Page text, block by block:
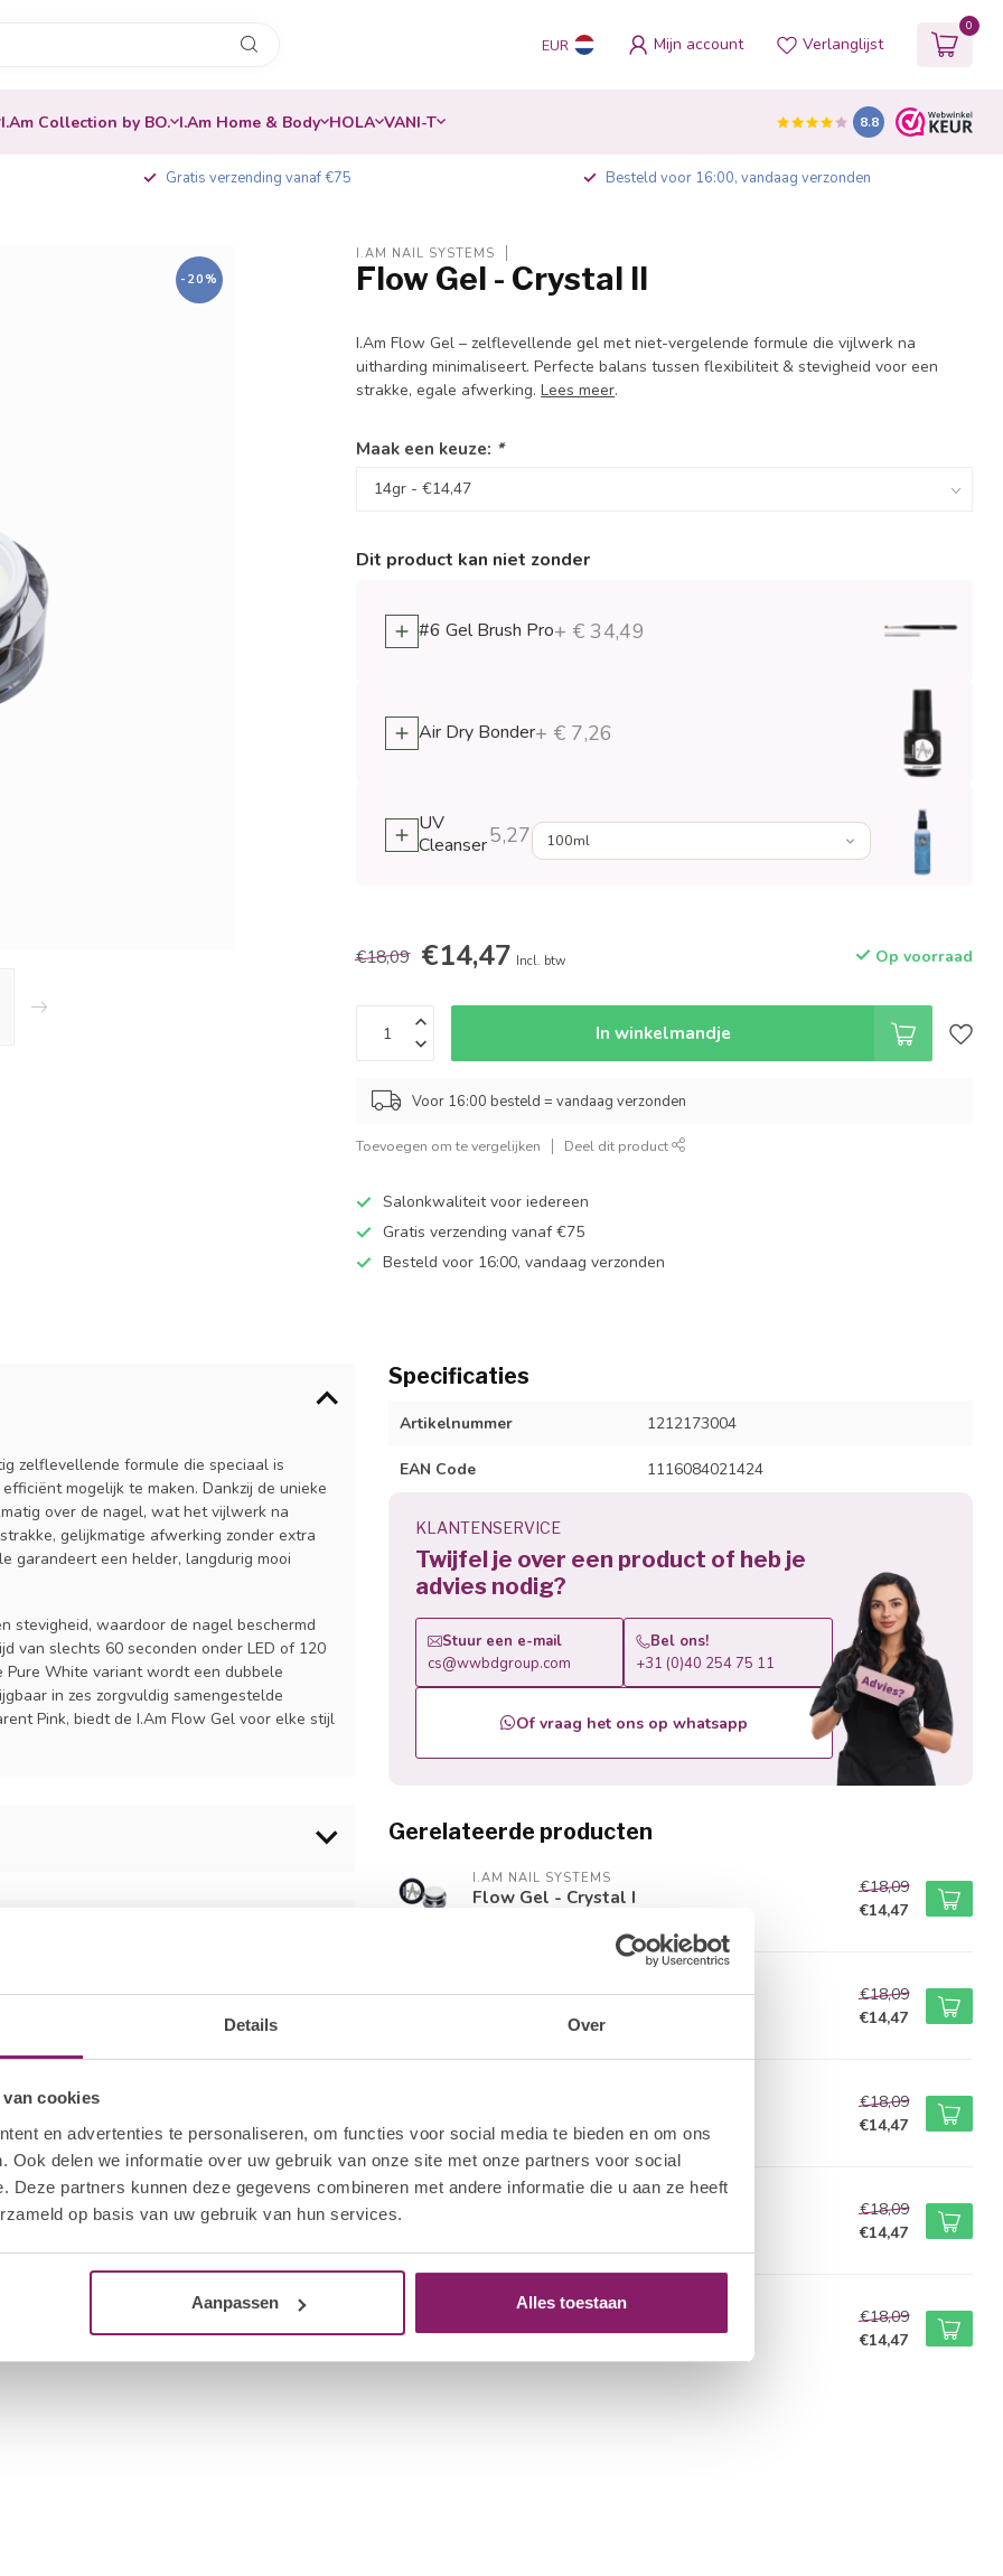
Details Over
cookies
en advertenties te personaliseren, om functies voor social media te bieden en om ons
Ook delen we informatie over uw gebruik van onze site met onze partners voor social
Deze partners kunnen deze gegevens combineren met andere informatie die u aan ze heeft
op basis van uw gebruik van hun services.
Aanpassen Alles toestaan
EUR Mijn account Verlanglijst
0
I.Am Collection by BO. I.Am Home & Body HOLA VANI-T 8.8
Gratis verzending vanaf €75 Besteld voor 16:00, vandaag verzonden
-20%
I.AM NAIL SYSTEMS
Flow Gel - Crystal II
I.Am Flow Gel – zelflevellende gel met niet-vergelende formule die vijlwerk na
uitharding minimaliseert. Perfecte balans tussen flexibiliteit & stevigheid voor een
strakke, egale afwerking.Lees meer.
Maak een keuze: *
Dit product kan niet zonder
#6 Gel Brush Pro+ € 34,49
Air Dry Bonder+ € 7,26
UV
Cleanser5,27
€18,09 €14,47 Incl. btw Op voorraad
In winkelmandje
Voor 16:00 besteld = vandaag verzonden
Toevoegen om te vergelijken Deel dit product
Salonkwaliteit voor iedereen
Gratis verzending vanaf €75
Besteld voor 16:00, vandaag verzonden
zelflevellende formule die speciaal is
mogelijk te maken. Dankzij de unieke
over de nagel, wat het vijlwerk na
gelijkmatige afwerking zonder extra
garandeert een helder, langdurig mooi
stevigheid, waardoor de nagel beschermd
van slechts 60 seconden onder LED of 120
White variant wordt een dubbele
in zes zorgvuldig samengestelde
Pink, biedt de I.Am Flow Gel voor elke stijl
aan op de nagelplaat, tip en/of sjabloon.
uw I.Am Gel Sculpting Brush om het
werken indien nodig.
af te werken en hardt uit gedurende 60 sec.
Triacrylate , Hydroxycyclohexyl Phenyl
Diacrylate , Polyester Acrylate , CI
Specificaties
Artikelnummer 1212173004
EAN Code 1116084021424
KLANTENSERVICE
Twijfel je over een product of heb je
advies nodig?
Stuur een e-mail
cs@wwbdgroup.com
Bel ons!
+31 (0)40 254 75 11
Of vraag het ons op whatsapp
Gerelateerde producten
I.AM NAIL SYSTEMS
Flow Gel - Crystal I
€18,09
€14,47
€18,09
€14,47
Op voorraad
€18,09
€14,47
€18,09
€14,47
I.AM NAIL SYSTEMS
€18,09
€14,47